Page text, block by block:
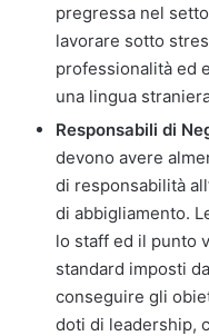
pregressa nel
lavorare sotto
professionalità ed
una lingua
Responsabili di
devono avere
di responsabilità
di abbigliamento.
lo staff ed il punto
standard imposti
conseguire gli
doti di leadership,